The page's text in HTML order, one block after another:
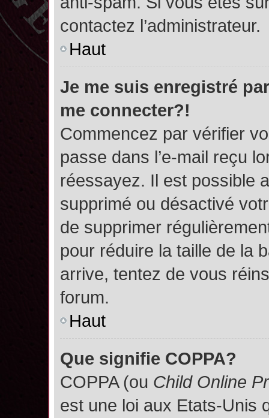
contactez l’administrateur.
Haut
Je me suis enregistré
me connecter?!
Commencez par vérifier
passe dans l’e-mail reçu
réessayez. Il est possible
supprimé ou désactivé
de supprimer
pour réduire la taille de la
arrive, tentez de vous
forum.
Haut
Que signifie COPPA?
COPPA (ou Child Online
est une loi aux Etats-Unis